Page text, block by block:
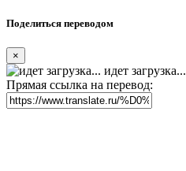
Поделиться переводом
×
идет загрузка...
Прямая ссылка на перевод: